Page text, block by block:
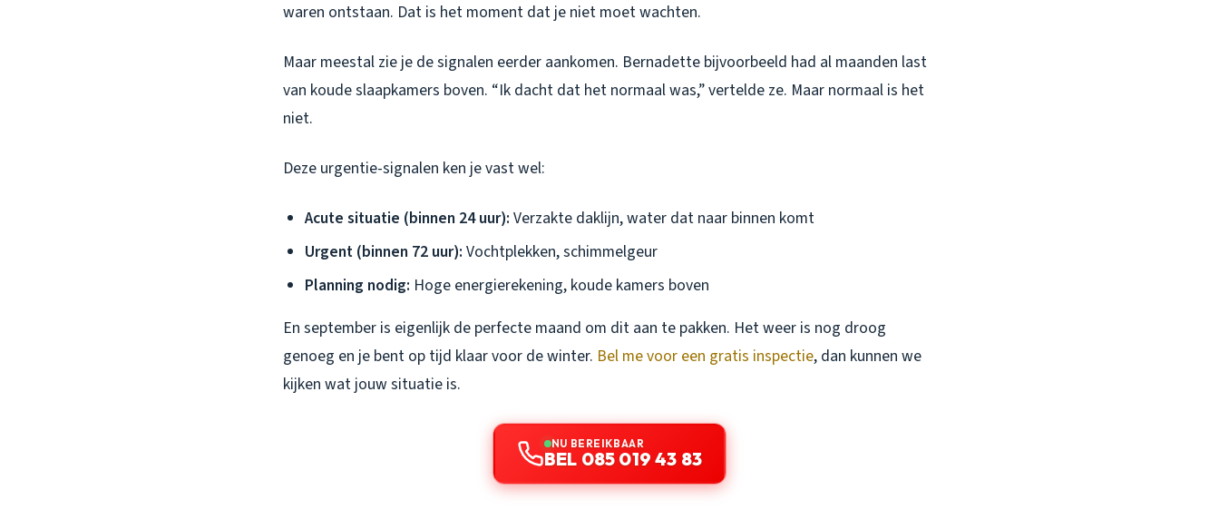
waren ontstaan. Dat is het moment dat je niet moet wachten.
Maar meestal zie je de signalen eerder aankomen. Bernadette bijvoorbeeld had al maanden last
van koude slaapkamers boven. “Ik dacht dat het normaal was,” vertelde ze. Maar normaal is het
niet.
Deze urgentie-signalen ken je vast wel:
Acute situatie (binnen 24 uur): Verzakte daklijn, water dat naar binnen komt
Urgent (binnen 72 uur): Vochtplekken, schimmelgeur
Planning nodig: Hoge energierekening, koude kamers boven
En september is eigenlijk de perfecte maand om dit aan te pakken. Het weer is nog droog
genoeg en je bent op tijd klaar voor de winter. Bel me voor een gratis inspectie, dan kunnen we
kijken wat jouw situatie is.
NU BEREIKBAAR
BEL 085 019 43 83